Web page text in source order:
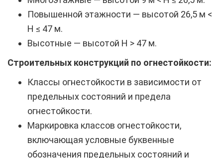
Повышенной этажности — высотой 26,5 м <
H ≤ 47 м.
Высотные — высотой H > 47 м.
Строительных конструкций по огнестойкости:
Классы огнестойкости в зависимости от
предельных состояний и предела
огнестойкости.
Маркировка классов огнестойкости,
включающая условные буквенные
обозначения предельных состояний и